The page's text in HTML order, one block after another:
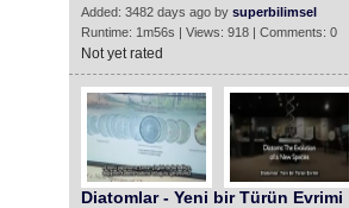
Added: 3482 days ago by superbilimsel
Runtime: 1m56s | Views: 918 | Comments: 0
Not yet rated
Diatomlar - Yeni bir Türün Evrimi